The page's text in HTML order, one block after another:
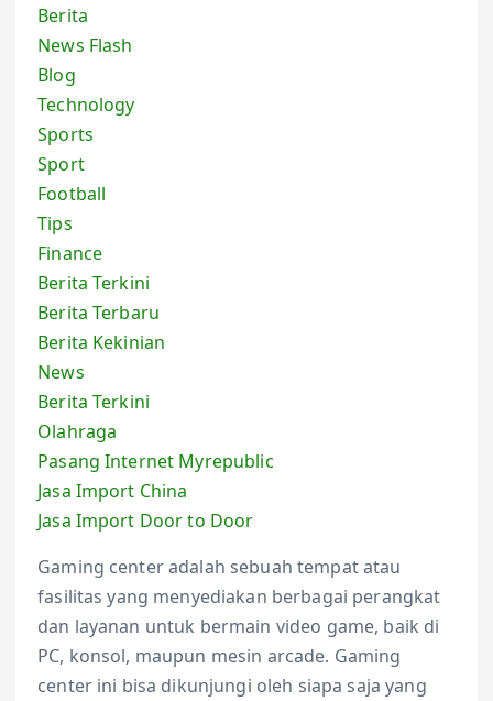
Berita
News Flash
Blog
Technology
Sports
Sport
Football
Tips
Finance
Berita Terkini
Berita Terbaru
Berita Kekinian
News
Berita Terkini
Olahraga
Pasang Internet Myrepublic
Jasa Import China
Jasa Import Door to Door
Gaming center adalah sebuah tempat atau
fasilitas yang menyediakan berbagai perangkat
dan layanan untuk bermain video game, baik di
PC, konsol, maupun mesin arcade. Gaming
center ini bisa dikunjungi oleh siapa saja yang